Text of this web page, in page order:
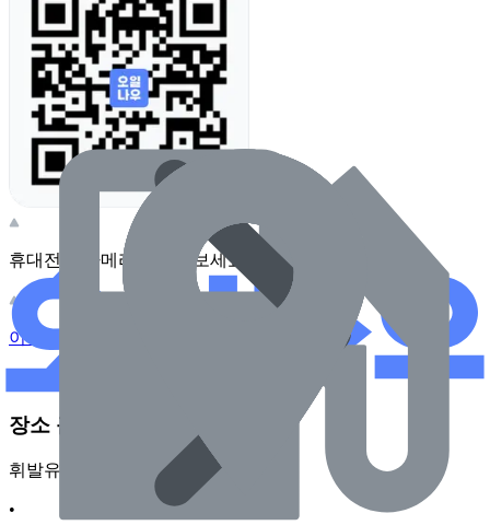
휴대전화 카메라로 찍어보세요
이 주유소의 사장님이신가요?
장소 근처 주유소
휘발유
•